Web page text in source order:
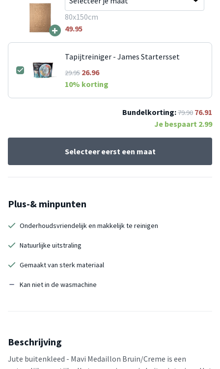
+
80x150cm
49.95
Tapijtreiniger - James Startersset
29.9526.96
10% korting
Bundelkorting:79.90 76.91
Je bespaart 2.99
Selecteer eerst een maat
Plus-& minpunten
Onderhoudsvriendelijk en makkelijk te reinigen
Natuurlijke uitstraling
Gemaakt van sterk materiaal
Kan niet in de wasmachine
Beschrijving
Jute buitenkleed - Mavi Medaillon Bruin/Creme is een